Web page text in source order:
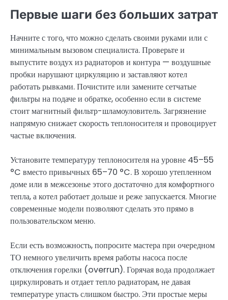
Первые шаги без больших затрат
Начните с того, что можно сделать своими руками или с
минимальным вызовом специалиста. Проверьте и
выпустите воздух из радиаторов и контура — воздушные
пробки нарушают циркуляцию и заставляют котел
работать рывками. Почистите или замените сетчатые
фильтры на подаче и обратке, особенно если в системе
стоит магнитный фильтр-шламоуловитель. Загрязнение
напрямую снижает скорость теплоносителя и провоцирует
частые включения.
Установите температуру теплоносителя на уровне 45–55
°C вместо привычных 65–70 °C. В хорошо утепленном
доме или в межсезонье этого достаточно для комфортного
тепла, а котел работает дольше и реже запускается. Многие
современные модели позволяют сделать это прямо в
пользовательском меню.
Если есть возможность, попросите мастера при очередном
ТО немного увеличить время работы насоса после
отключения горелки (overrun). Горячая вода продолжает
циркулировать и отдает тепло радиаторам, не давая
температуре упасть слишком быстро. Эти простые меры